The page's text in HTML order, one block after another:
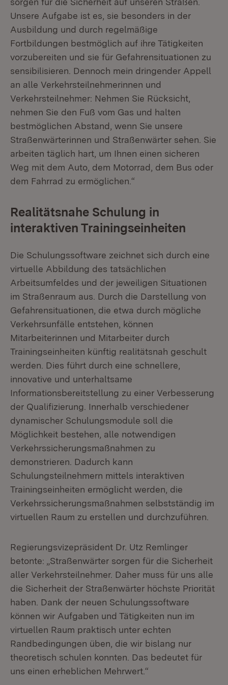
Unsere Aufgabe ist es, sie besonders in der
Ausbildung und durch regelmäßige
Fortbildungen bestmöglich auf ihre Tätigkeiten
vorzubereiten und sie für Gefahrensituationen zu
sensibilisieren. Dennoch mein dringender Appell
an alle Verkehrsteilnehmerinnen und
Verkehrsteilnehmer: Nehmen Sie Rücksicht,
nehmen Sie den Fuß vom Gas und halten
bestmöglichen Abstand, wenn Sie unsere
Straßenwärterinnen und Straßenwärter sehen. Sie
arbeiten täglich hart, um Ihnen einen sicheren
Weg mit dem Auto, dem Motorrad, dem Bus oder
dem Fahrrad zu ermöglichen.“
Realitätsnahe Schulung in
interaktiven Trainingseinheiten
Die Schulungssoftware zeichnet sich durch eine
virtuelle Abbildung des tatsächlichen
Arbeitsumfeldes und der jeweiligen Situationen
im Straßenraum aus. Durch die Darstellung von
Gefahrensituationen, die etwa durch mögliche
Verkehrsunfälle entstehen, können
Mitarbeiterinnen und Mitarbeiter durch
Trainingseinheiten künftig realitätsnah geschult
werden. Dies führt durch eine schnellere,
innovative und unterhaltsame
Informationsbereitstellung zu einer Verbesserung
der Qualifizierung. Innerhalb verschiedener
dynamischer Schulungsmodule soll die
Möglichkeit bestehen, alle notwendigen
Verkehrssicherungsmaßnahmen zu
demonstrieren. Dadurch kann
Schulungsteilnehmern mittels interaktiven
Trainingseinheiten ermöglicht werden, die
Verkehrssicherungsmaßnahmen selbstständig im
virtuellen Raum zu erstellen und durchzuführen.
Regierungsvizepräsident Dr. Utz Remlinger
betonte: „Straßenwärter sorgen für die Sicherheit
aller Verkehrsteilnehmer. Daher muss für uns alle
die Sicherheit der Straßenwärter höchste Priorität
haben. Dank der neuen Schulungssoftware
können wir Aufgaben und Tätigkeiten nun im
virtuellen Raum praktisch unter echten
Randbedingungen üben, die wir bislang nur
theoretisch schulen konnten. Das bedeutet für
uns einen erheblichen Mehrwert.“